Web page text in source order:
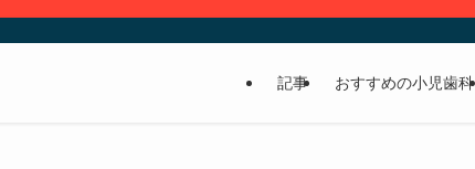
記事 おすすめの小児歯科